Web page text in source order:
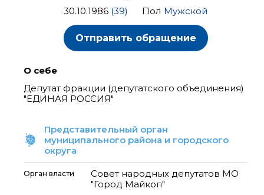
30.10.1986 (39) Пол Мужской
Отправить обращение
О себе
Депутат фракции (депутатского объединения)
"ЕДИНАЯ РОССИЯ"
Представительный орган
муниципального района и городского
округа
Орган власти
Совет народных депутатов МО
"Город Майкоп"